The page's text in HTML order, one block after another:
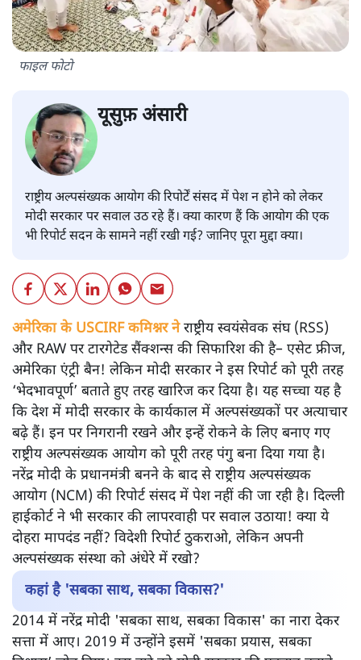
फाइल फोटो
यूसुफ़ अंसारी
राष्ट्रीय अल्पसंख्यक आयोग की रिपोर्टें संसद में पेश न होने को लेकर
मोदी सरकार पर सवाल उठ रहे हैं। क्या कारण हैं कि आयोग की एक
भी रिपोर्ट सदन के सामने नहीं रखी गई? जानिए पूरा मुद्दा क्या।
अमेरिका के USCIRF कमिश्नर नेराष्ट्रीय स्वयंसेवक संघ (RSS)
और RAW पर टारगेटेड सैंक्शन्स की सिफारिश की है– एसेट फ्रीज,
अमेरिका एंट्री बैन! लेकिन मोदी सरकार ने इस रिपोर्ट को पूरी तरह
‘भेदभावपूर्ण’ बताते हुए तरह खारिज कर दिया है। यह सच्चा यह है
कि देश में मोदी सरकार के कार्यकाल में अल्पसंख्यकों पर अत्याचार
बढ़े हैं। इन पर निगरानी रखने और इन्हें रोकने के लिए बनाए गए
राष्ट्रीय अल्पसंख्यक आयोग को पूरी तरह पंगु बना दिया गया है।
नरेंद्र मोदी के प्रधानमंत्री बनने के बाद से राष्ट्रीय अल्पसंख्यक
आयोग (NCM) की रिपोर्ट संसद में पेश नहीं की जा रही है। दिल्ली
हाईकोर्ट ने भी सरकार की लापरवाही पर सवाल उठाया! क्या ये
दोहरा मापदंड नहीं? विदेशी रिपोर्ट ठुकराओ, लेकिन अपनी
अल्पसंख्यक संस्था को अंधेरे में रखो?
कहां है 'सबका साथ, सबका विकास?'
2014 में नरेंद्र मोदी 'सबका साथ, सबका विकास' का नारा देकर
सत्ता में आए। 2019 में उन्होंने इसमें 'सबका प्रयास, सबका